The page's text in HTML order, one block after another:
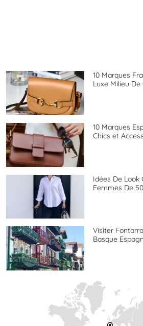
10 Marques
Luxe Milieu
10 Marques
Chics et
Idées De Look
Femmes De
Visiter
Basque